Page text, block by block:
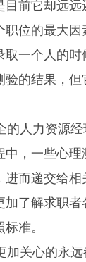
目前它却远远
职位的最大
取一个人的
验的结果，
人力资源经
中，一些心理
进而递交给
加了解求职
准。
关心的永远